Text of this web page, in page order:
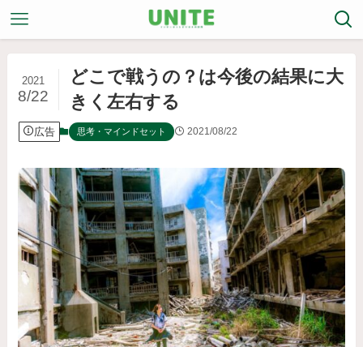
どこで戦うの？は今後の結果に大
きく左右する
2021
8/22
広告 思考・マインドセット 2021/08/22